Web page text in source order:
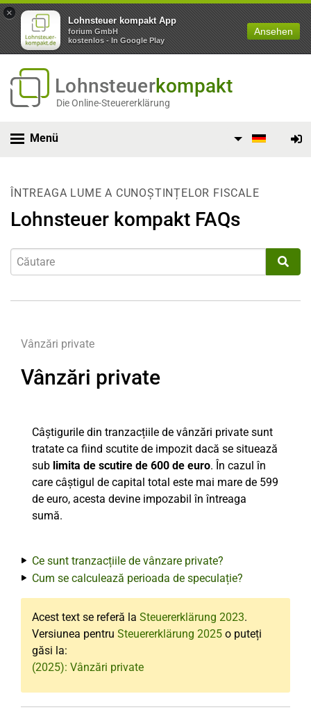
×
Lohnsteuer kompakt App
forium GmbH
kostenlos - In Google Play
Ansehen
Lohnsteuerkompakt
Die Online-Steuererklärung
Menü
ÎNTREAGA LUME A CUNOȘTINȚELOR FISCALE
Lohnsteuer kompakt FAQs
Vânzări private
Vânzări private
Câștigurile din tranzacțiile de vânzări private sunt
tratate ca fiind scutite de impozit dacă se situează
sub limita de scutire de 600 de euro. În cazul în
care câștigul de capital total este mai mare de 599
de euro, acesta devine impozabil în întreaga
sumă.
Ce sunt tranzacțiile de vânzare private?
Cum se calculează perioada de speculație?
Acest text se referă la Steuererklärung 2023.
Versiunea pentru Steuererklärung 2025 o puteți
găsi la:
(2025): Vânzări private